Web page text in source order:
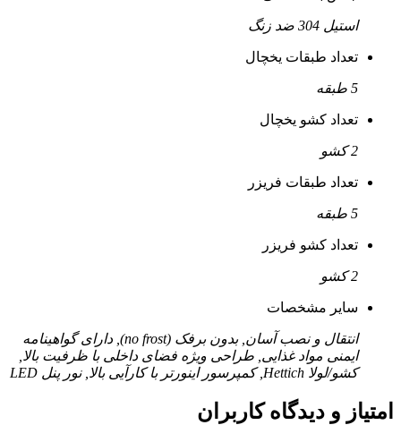
استیل 304 ضد زنگ
تعداد طبقات یخچال
5 طبقه
تعداد کشو یخچال
2 کشو
تعداد طبقات فریزر
5 طبقه
تعداد کشو فریزر
2 کشو
سایر مشخصات
انتقال و نصب آسان, بدون برفک (no frost), دارای گواهینامه
ایمنی مواد غذایی, طراحی ویژه فضای داخلی با ظرفیت بالا,
کشو/لولا Hettich, کمپرسور اینورتر با کارآیی بالا, نور پنل LED
امتیاز و دیدگاه کاربران